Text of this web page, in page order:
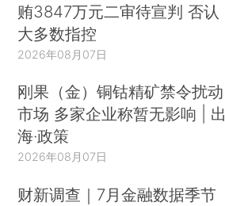
贿3847万元二审待宣判 否认
大多数指控
2026年08月07日
刚果（金）铜钴精矿禁令扰动
市场 多家企业称暂无影响 | 出
海·政策
2026年08月07日
财新调查｜7月金融数据季节